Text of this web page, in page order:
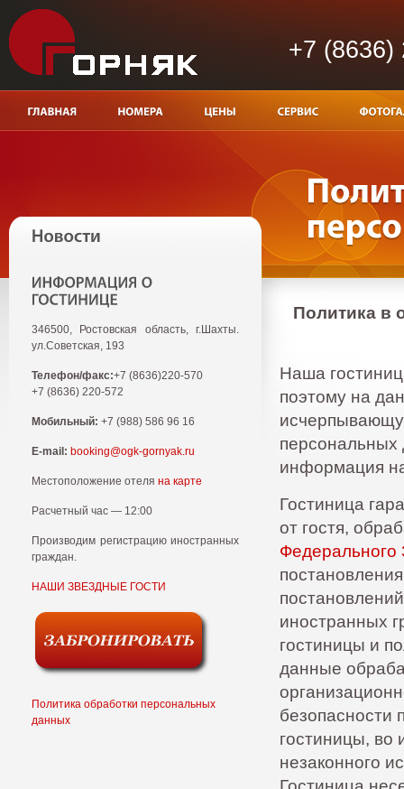
+7 (8636)
346500, Ростовская область, г.Шахты.
ул.Советская, 193
Телефон/факс:+7 (8636)220-570
+7 (8636) 220-572
Мобильный: +7 (988) 586 96 16
E-mail: booking@ogk-gornyak.ru
Местоположение отеля на карте
Расчетный час — 12:00
Производим регистрацию иностранных
граждан.
НАШИ ЗВЕЗДНЫЕ ГОСТИ
Политика обработки персональных
данных
Политика в
Наша
поэтому на
персональных
информация
Гостиница
от гостя,
иностранных
гостиницы и
данные
безопасности
гостиницы, во
незаконного